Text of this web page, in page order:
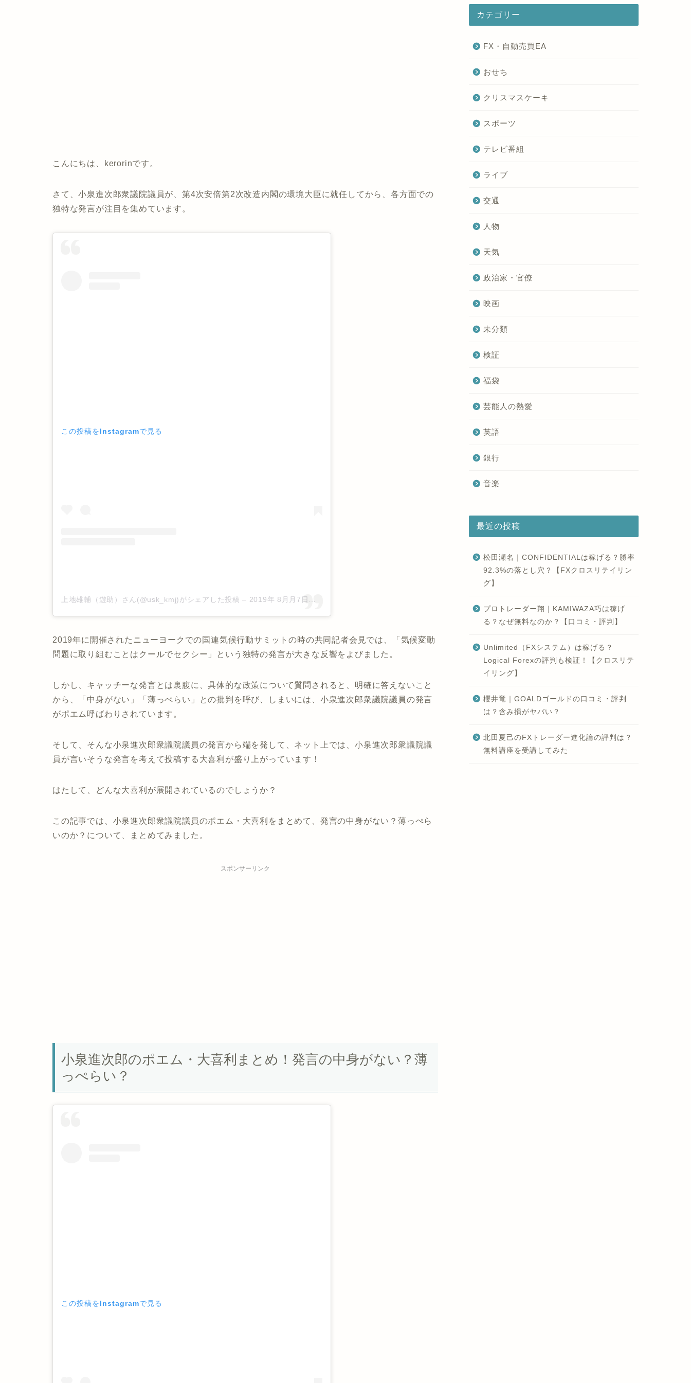
こんにちは、kerorinです。
さて、小泉進次郎衆議院議員が、第4次安倍第2次改造内閣の環境大臣に就任してから、各方面での
独特な発言が注目を集めています。
この投稿をInstagramで見る
上地雄輔（遊助）さん(@usk_kmj)がシェアした投稿 – 2019年 8月月7日午後3時39分PDT
2019年に開催されたニューヨークでの国連気候行動サミットの時の共同記者会見では、
「気候変動
問題に取り組むことはクールでセクシー」
という独特の発言が大きな反響をよびました。
しかし、キャッチーな発言とは裏腹に、具体的な政策について質問されると、明確に答えないこと
から、
「中身がない」「薄っぺらい」との批判 を呼び、しまいには、小泉進次郎衆議院議員の発言
がポエム呼ばわり されています。
そして、そんな小泉進次郎衆議院議員の発言から端を発して、ネット上では、小泉進次郎衆議院議
員が言いそうな発言を考えて投稿する大喜利が盛り上がっています！
はたして、どんな大喜利が展開されているのでしょうか？
この記事では、小泉進次郎衆議院議員のポエム・大喜利をまとめて、発言の中身がない？薄っぺら
いのか？について、まとめてみました。
スポンサーリンク
小泉進次郎のポエム・大喜利まとめ！発言の中身がない？薄
っぺらい？
この投稿をInstagramで見る
カテゴリー
FX・自動売買EA
おせち
クリスマスケーキ
スポーツ
テレビ番組
ライブ
交通
人物
天気
政治家・官僚
映画
未分類
検証
福袋
芸能人の熱愛
英語
銀行
音楽
最近の投稿
松田瀬名｜CONFIDENTIALは稼げる？勝率
92.3%の落とし穴？【FXクロスリテイリン
グ】
プロトレーダー翔｜KAMIWAZA巧は稼げ
る？なぜ無料なのか？【口コミ・評判】
Unlimited（FXシステム）は稼げる？
Logical Forexの評判も検証！【クロスリテ
イリング】
櫻井竜｜GOALDゴールドの口コミ・評判
は？含み損がヤバい？
北田夏己のFXトレーダー進化論の評判は？
無料講座を受講してみた